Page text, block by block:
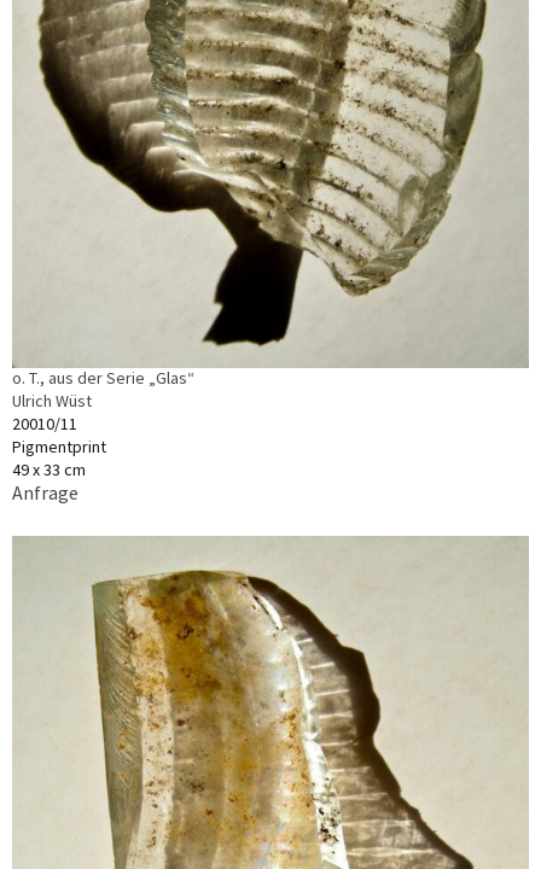
o. T., aus der Serie „Glas“
Ulrich Wüst
20010/11
Pigmentprint
49 x 33 cm
Anfrage